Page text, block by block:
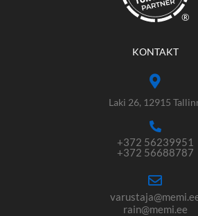
®
KONTAKT
Laki 26, 12915
+372 56239951
+372 56688787
rain@memi.ee